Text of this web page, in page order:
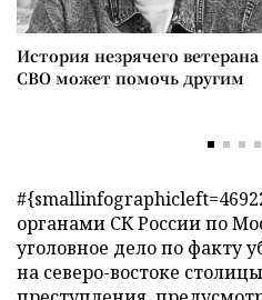
История незрячего ветерана
СВО может помочь другим
органами СК России по
уголовное дело по факту
на северо-востоке